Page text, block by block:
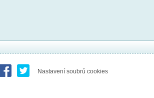
Nastavení soubrů cookies